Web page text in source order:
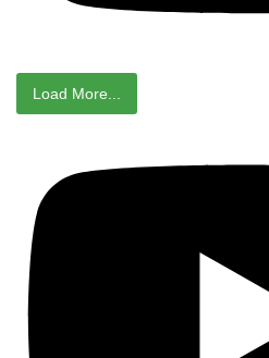
Load More...